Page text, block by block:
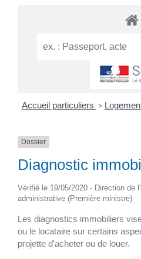
Accueil particuliers >
Dossier
Diagnostic
Vérifié le 19/05/2020 - Direction de
administrative (Première ministre)
Les diagnostics immobiliers
ou le locataire sur certains
projette d'acheter ou de louer.